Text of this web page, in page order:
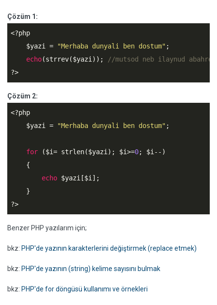
Çözüm 1:
<?php
$yazi
= "Merhaba dunyali ben dostum" ;
echo(strrev($yazi ));
//mutsod neb ilaynud abahreM
?>
Çözüm 2:
<?php
$yazi
= "Merhaba dunyali ben dostum" ;
for ($i= strlen($yazi ); $i>=0; $i --)
    {
echo $yazi [$i ];
?>
Benzer PHP yazılarım için;
bkz: PHP'de yazının karakterlerini değiştirmek (replace etmek)
bkz: PHP'de yazının (string) kelime sayısını bulmak
bkz: PHP'de for döngüsü kullanımı ve örnekleri